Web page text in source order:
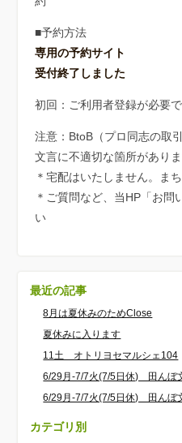
■予約方法
専用の予約サイト
受付終了しました
初回：ご利用者登録が必要
注意：BtoB（プロ同志の取
文言に不適切な箇所がありま
＊宅配はいたしません。ま
＊ご質問など、当HP「お問
い
最近の記事
8月は夏休みのためClose
夏休みに入ります
11土 オトリヨセマルシェ104
6/29月-7/7火(7/5日休) 田んぼ
6/29月-7/7火(7/5日休) 田んぼ
カテゴリ別